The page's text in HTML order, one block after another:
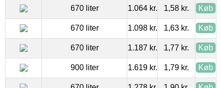
670 liter 1.064 kr. 1,58 kr. Køb
670 liter 1.098 kr. 1,63 kr. Køb
670 liter 1.187 kr. 1,77 kr. Køb
900 liter 1.619 kr. 1,79 kr. Køb